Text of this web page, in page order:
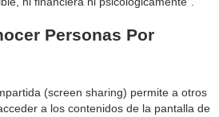
Personas Por
(screen sharing) permite a otros
a los contenidos de la pantalla de